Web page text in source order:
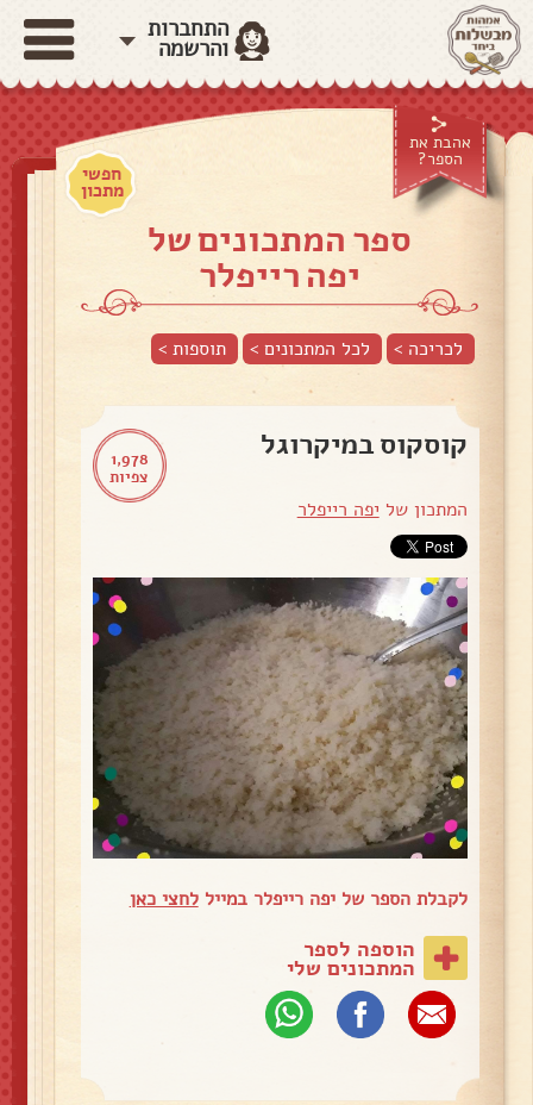
התחברות
והרשמה
אהבת את
הספר?
חפשי
מתכון
ספר המתכונים של
יפה רייפלר
לכריכה > לכל המתכונים > תוספות>
1,978
צפיות
קוסקוס במיקרוגל
המתכון של יפה רייפלר
לקבלת הספר של יפה רייפלר במייללחצי כאן
הוספה לספר
המתכונים שלי